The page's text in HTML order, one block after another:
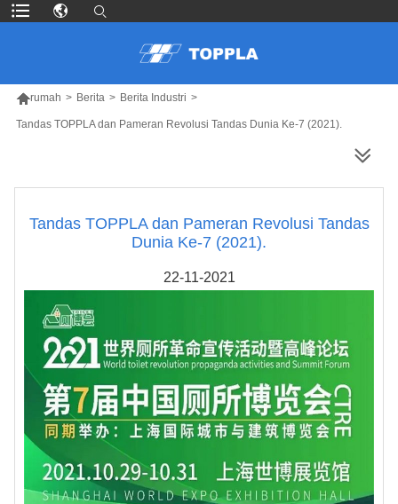
rumah > Berita > Berita Industri >
Tandas TOPPLA dan Pameran Revolusi Tandas Dunia Ke-7 (2021).
Tandas TOPPLA dan Pameran Revolusi Tandas
Dunia Ke-7 (2021).
22-11-2021